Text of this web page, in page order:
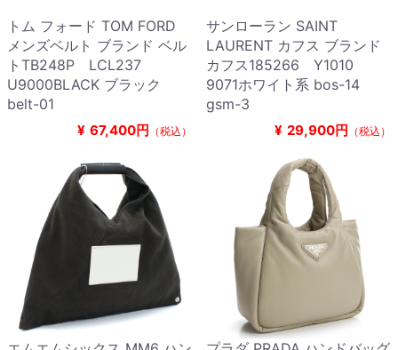
トム フォード TOM FORD
メンズベルト ブランド ベル
トTB248P LCL237
U9000BLACK ブラック
belt-01
¥ 67,400円 （税込）
サンローラン SAINT
LAURENT カフス ブランド
カフス185266 Y1010
9071ホワイト系 bos-14
gsm-3
¥ 29,900円 （税込）